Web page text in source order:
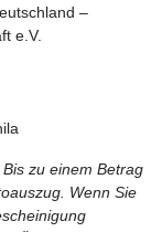
–
e.V.
zu einem Betrag
Wenn Sie